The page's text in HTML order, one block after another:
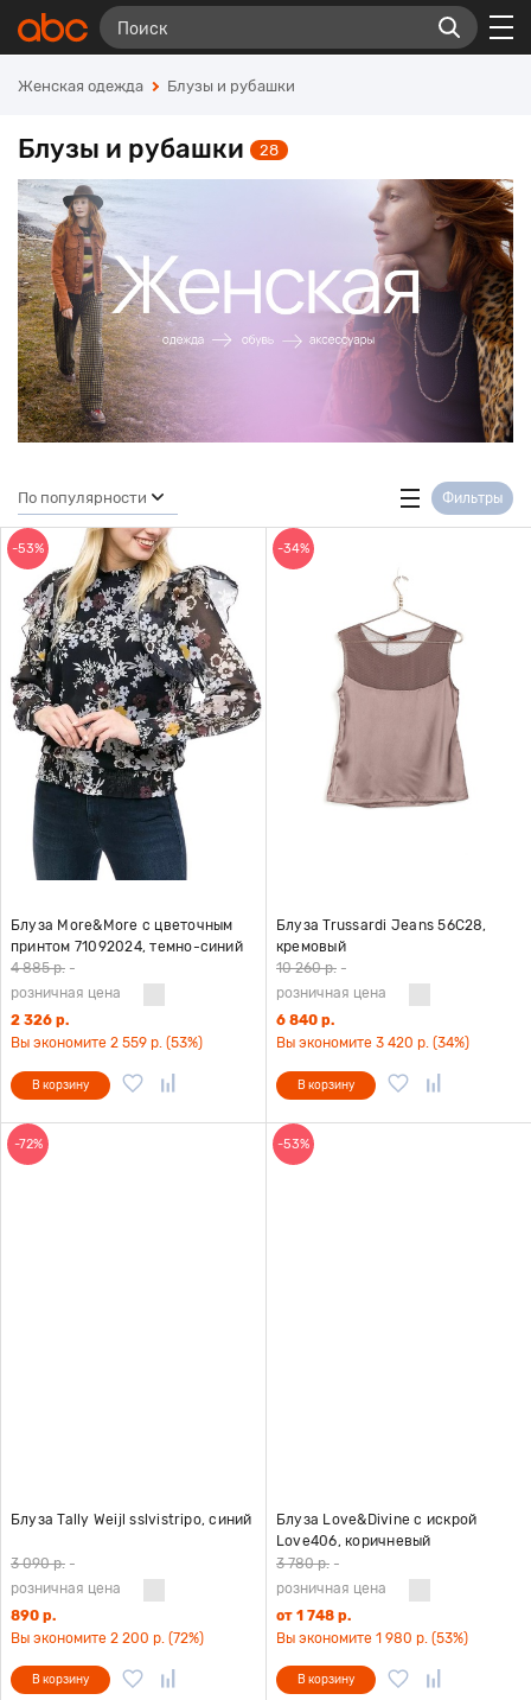
Женская одежда Блузы и рубашки
Блузы и рубашки 28
По популярности Фильтры
-53%
Блуза More&More с цветочным
принтом 71092024, темно-синий
4 885 р. -
розничная цена
2 326 р.
Вы экономите 2 559 р. (53%)
В корзину
-34%
Блуза Trussardi Jeans 56C28,
кремовый
10 260 р. -
розничная цена
6 840 р.
Вы экономите 3 420 р. (34%)
В корзину
-72%
Блуза Tally Weijl sslvistripo, синий
3 090 р. -
розничная цена
890 р.
Вы экономите 2 200 р. (72%)
В корзину
-53%
Блуза Love&Divine с искрой
Love406, коричневый
3 780 р. -
розничная цена
от 1 748 р.
Вы экономите 1 980 р. (53%)
В корзину